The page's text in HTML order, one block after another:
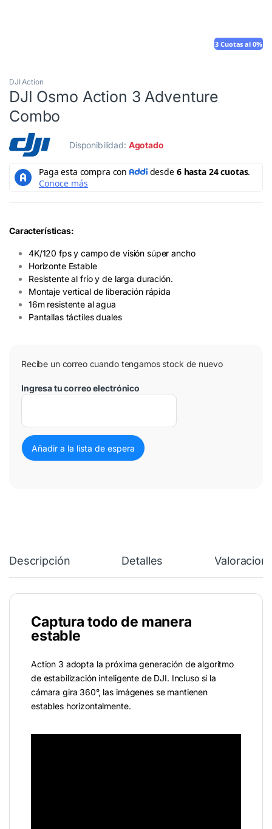
3 Cuotas al 0%
DJI Action
DJI Osmo Action 3 Adventure
Combo
Disponibilidad: Agotado
Características:
4K/120 fps y campo de visión súper ancho
Horizonte Estable
Resistente al frío y de larga duración.
Montaje vertical de liberación rápida
16m resistente al agua
Pantallas táctiles duales
Recibe un correo cuando tengamos stock de nuevo
Ingresa tu correo electrónico
Descripción Detalles
Captura todo de manera
estable
Action 3 adopta la próxima generación de algoritmo
de estabilización inteligente de DJI. Incluso si la
cámara gira 360°, las imágenes se mantienen
estables horizontalmente.